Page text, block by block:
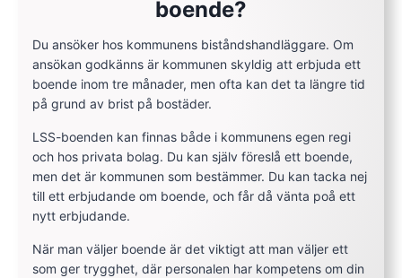
boende?
Du ansöker hos kommunens biståndshandläggare. Om
ansökan godkänns är kommunen skyldig att erbjuda ett
boende inom tre månader, men ofta kan det ta längre tid
på grund av brist på bostäder.
LSS-boenden kan finnas både i kommunens egen regi
och hos privata bolag. Du kan själv föreslå ett boende,
men det är kommunen som bestämmer. Du kan tacka nej
till ett erbjudande om boende, och får då vänta poå ett
nytt erbjudande.
När man väljer boende är det viktigt att man väljer ett
som ger trygghet, där personalen har kompetens om din